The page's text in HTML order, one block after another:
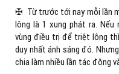
✠ Từ trước tới nay mỗi lần
lông là 1 xung phát ra.
vùng điều trị để triệt lông
duy nhất ánh sáng đó.
chia làm nhiều lần tác động